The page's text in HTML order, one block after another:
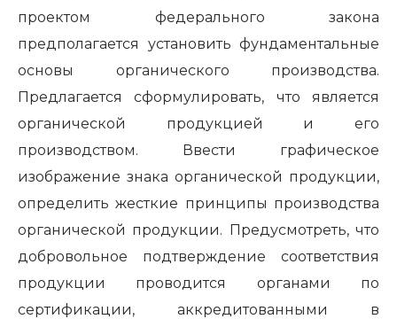
проектом федерального закона
предполагается установить фундаментальные
основы органического производства.
Предлагается сформулировать, что является
органической продукцией и его
производством. Ввести графическое
изображение знака органической продукции,
определить жесткие принципы производства
органической продукции. Предусмотреть, что
добровольное подтверждение соответствия
продукции проводится органами по
сертификации, аккредитованными в